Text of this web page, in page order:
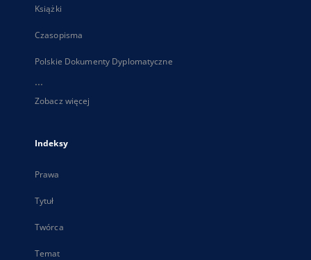
Książki
Czasopisma
Polskie Dokumenty Dyplomatyczne
...
Zobacz więcej
Indeksy
Prawa
Tytuł
Twórca
Temat